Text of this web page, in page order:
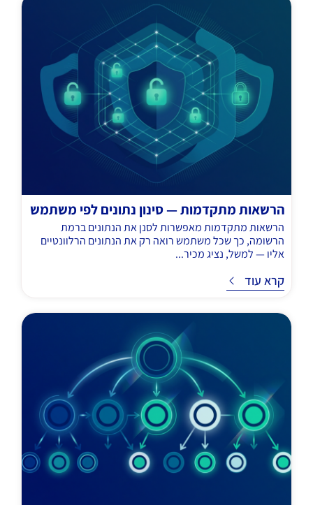
הרשאות מתקדמות — סינון נתונים לפי משתמש
הרשאות מתקדמות מאפשרות לסנן את הנתונים ברמת
הרשומה, כך שכל משתמש רואה רק את הנתונים הרלוונטיים
אליו — למשל, נציג מכיר...
קרא עוד